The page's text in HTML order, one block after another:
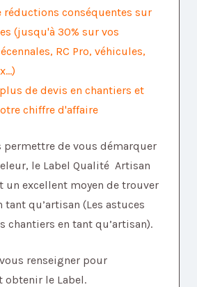
réductions conséquentes sur
(jusqu'à 30% sur vos
RC Pro, véhicules,
de devis en chantiers et
chiffre d'affaire
permettre de vous démarquer
le Label Qualité Artisan
un excellent moyen de trouver
tant qu’artisan (Les astuces
chantiers en tant qu’artisan).
renseigner pour
obtenir le Label.